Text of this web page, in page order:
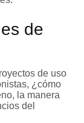
de
de uso
¿cómo
la manera
del